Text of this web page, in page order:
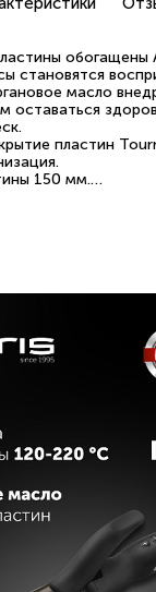
обогащены
становятся
масло
оставаться
пластин
150 мм.
шнура на 360⁰.
60 минут.
30 сек.